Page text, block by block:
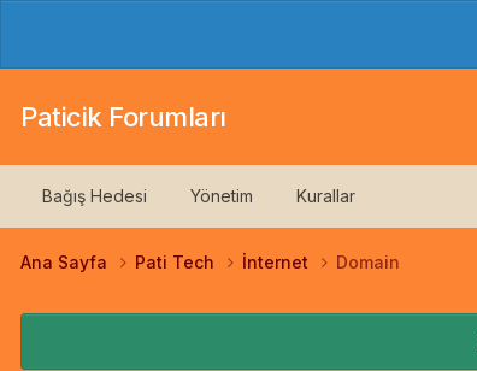
Paticik Forumları
Bağış Hedesi Yönetim Kurallar
Ana Sayfa Pati Tech İnternet Domain